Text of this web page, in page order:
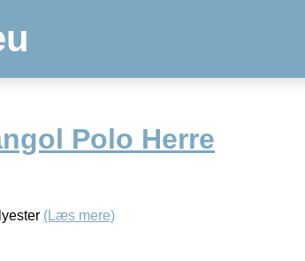
Polo Herre
(Læs mere)